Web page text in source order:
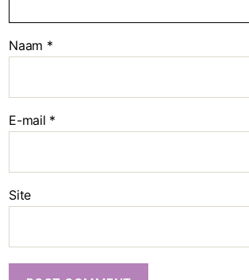
Naam *
E-mail *
Site